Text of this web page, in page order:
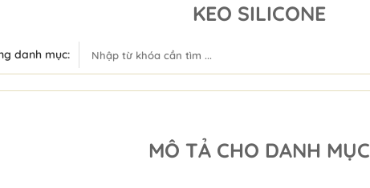
KEO SILICONE
danh mục:
MÔ TẢ CHO DANH MỤC